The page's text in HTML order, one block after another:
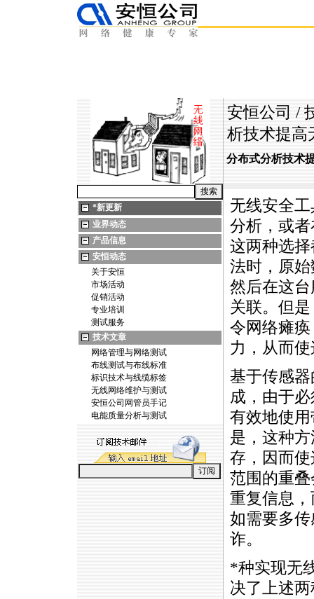
*新更新
业界动态
产品信息
安恒动态
关于安恒
市场活动
促销活动
专业培训
测试服务
技术文章
网络管理与网络测试
布线测试与布线标准
标识技术与线缆标签
无线网络维护与测试
安恒公司网管员手记
电能质量分析与测试
安恒公司 /
析技术提高
分布式分析技术
无线安全
分析，或者
这两种选
法时，原
然后在这
关联。但
令网络瘫
力，从而
基于传感
成，由于
有效地使
是，这种
存，因而
范围的重
重复信息
如需要多
诈。
*种实现无
决了上述